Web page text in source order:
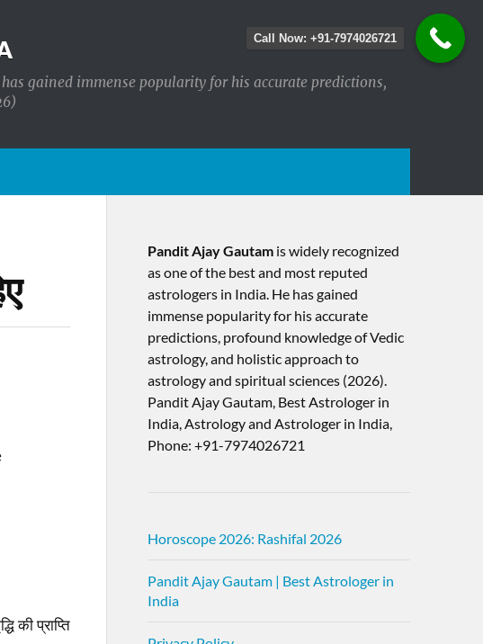
gained immense popularity for his accurate predictions,
की प्राप्ति
Pandit Ajay Gautamis widely recognized
as one of the best and most reputed
astrologers in India. He has gained
immense popularity for his accurate
predictions, profound knowledge of Vedic
astrology, and holistic approach to
astrology and spiritual sciences (2026).​
Pandit Ajay Gautam, Best Astrologer in
India, Astrology and Astrologer in India,
Phone: +91-7974026721
Horoscope 2026: Rashifal 2026
Pandit Ajay Gautam | Best Astrologer in
India
Call Now: +91-7974026721